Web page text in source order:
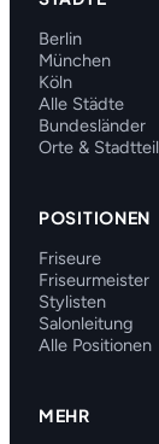
Berlin
München
Köln
Alle Städte
Bundesländer
Orte &
POSITIONEN
Friseure
Friseurmeister
Stylisten
Salonleitung
Alle Positionen
MEHR